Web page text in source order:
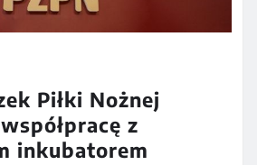
Piłki Nożnej
z
inkubatorem